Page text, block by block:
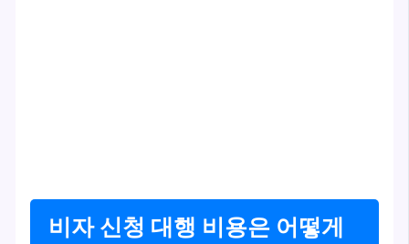
비자 신청 대행 비용은 어떻게